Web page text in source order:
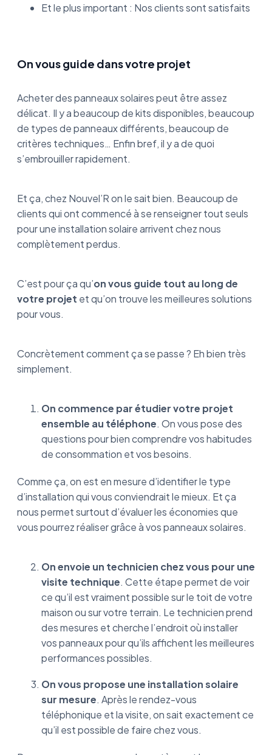
Et le plus important : Nos clients sont satisfaits
On vous guide dans votre projet
Acheter des panneaux solaires peut être assez
délicat. Il y a beaucoup de kits disponibles, beaucoup
de types de panneaux différents, beaucoup de
critères techniques… Enfin bref, il y a de quoi
s’embrouiller rapidement.
Et ça, chez Nouvel’R on le sait bien. Beaucoup de
clients qui ont commencé à se renseigner tout seuls
pour une installation solaire arrivent chez nous
complètement perdus.
C’est pour ça qu’on vous guide tout au long de
votre projet et qu’on trouve les meilleures solutions
pour vous.
Concrètement comment ça se passe ? Eh bien très
simplement.
On commence par étudier votre projet
ensemble au téléphone. On vous pose des
questions pour bien comprendre vos habitudes
de consommation et vos besoins.
Comme ça, on est en mesure d’identifier le type
d’installation qui vous conviendrait le mieux. Et ça
nous permet surtout d’évaluer les économies que
vous pourrez réaliser grâce à vos panneaux solaires.
On envoie un technicien chez vous pour une
visite technique. Cette étape permet de voir
ce qu’il est vraiment possible sur le toit de votre
maison ou sur votre terrain. Le technicien prend
des mesures et cherche l’endroit où installer
vos panneaux pour qu’ils affichent les meilleures
performances possibles.
On vous propose une installation solaire
sur mesure. Après le rendez-vous
téléphonique et la visite, on sait exactement ce
qu’il est possible de faire chez vous.